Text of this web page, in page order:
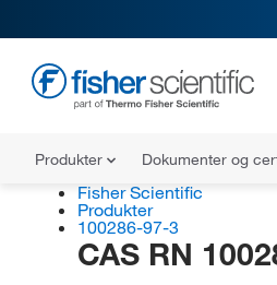
Produkter Dokumenter og
Fisher Scientific
Produkter
100286-97-3
CAS RN